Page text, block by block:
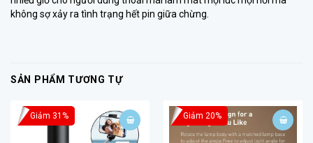
không sợ xảy ra tình trạng hết pin giữa chừng.
SẢN PHẨM TƯƠNG TỰ
Giảm 31% Giảm 20%